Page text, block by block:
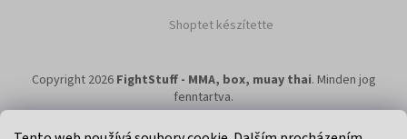
Shoptet készítette
Copyright 2026 FightStuff - MMA, box, muay thai. Minden jog
fenntartva.